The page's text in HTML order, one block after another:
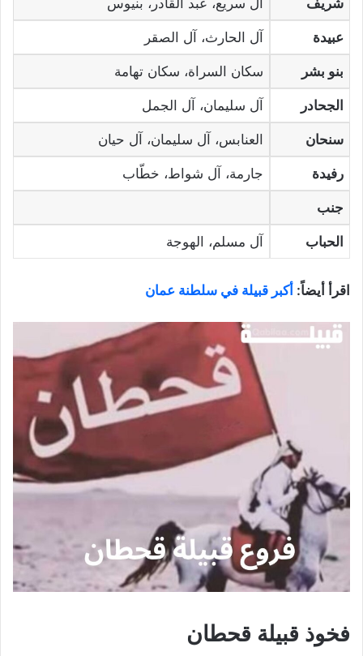
عبيدة آل الحارث، آل الصقر
بنو بشر سكان السراة، سكان تهامة
الجحادر آل سليمان، آل الجمل
سنحان العنابس، آل سليمان، آل حيان
رفيدة جارمة، آل شواط، خطّاب
جنب
الحباب آل مسلم، الهوجة
اقرأ أيضاً: أكبر قبيلة في سلطنة عمان
فخوذ قبيلة قحطان